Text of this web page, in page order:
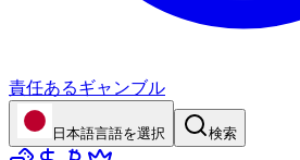
責任あるギャンブル
日本語言語を選択 検索